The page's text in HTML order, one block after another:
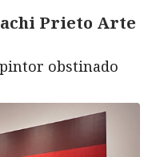
Prieto Arte
obstinado